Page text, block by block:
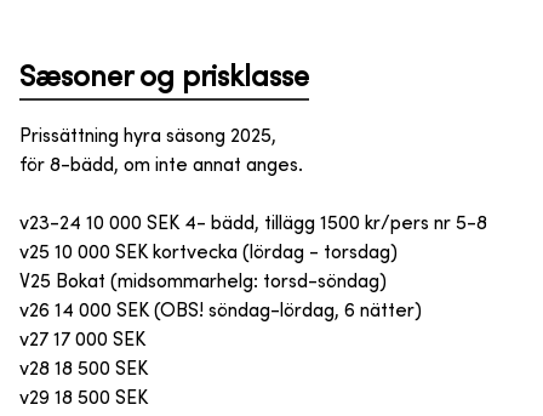
Sæsoner og prisklasse
Prissättning hyra säsong 2025,
för 8-bädd, om inte annat anges.
v23-24 10 000 SEK 4- bädd, tillägg 1500 kr/pers nr 5-8
v25 10 000 SEK kortvecka (lördag - torsdag)
V25 Bokat (midsommarhelg: torsd-söndag)
v26 14 000 SEK (OBS! söndag-lördag, 6 nätter)
v27 17 000 SEK
v28 18 500 SEK
v29 18 500 SEK